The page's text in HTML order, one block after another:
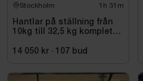
Stockholm 1h 31m
Hantlar på ställning från
10kg till 32,5 kg komplett
14 050 kr · 107 bud